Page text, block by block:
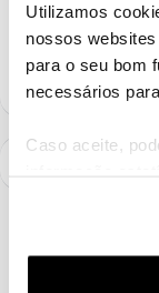
Utilizamos
nossos
para o seu bom
necessários
Caso aceite,
funcionalidade)
(cookies de
Ajude a
como "Melhor